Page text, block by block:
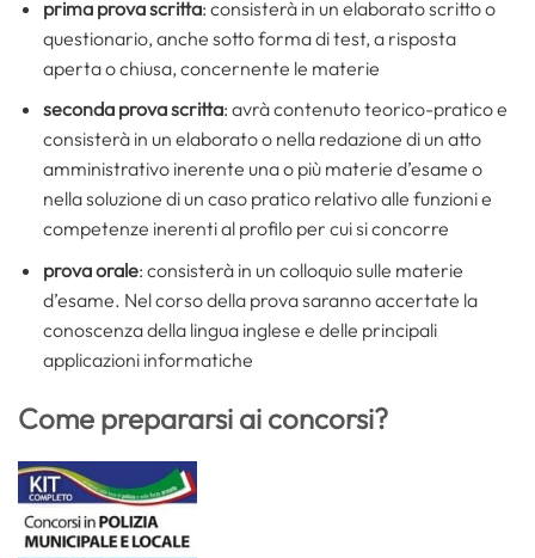
prima prova scritta: consisterà in un elaborato scritto o
questionario, anche sotto forma di test, a risposta
aperta o chiusa, concernente le materie
seconda prova scritta: avrà contenuto teorico-pratico e
consisterà in un elaborato o nella redazione di un atto
amministrativo inerente una o più materie d’esame o
nella soluzione di un caso pratico relativo alle funzioni e
competenze inerenti al profilo per cui si concorre
prova orale: consisterà in un colloquio sulle materie
d’esame. Nel corso della prova saranno accertate la
conoscenza della lingua inglese e delle principali
applicazioni informatiche
Come prepararsi ai concorsi?